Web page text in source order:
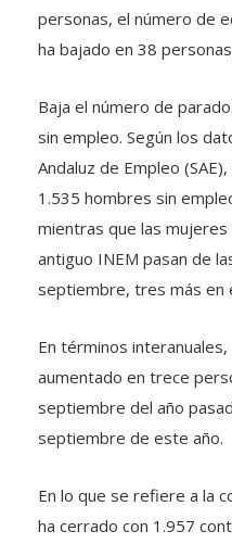
personas, el número de
ha bajado en 38
Baja el número de
sin empleo. Según los
Andaluz de Empleo
1.535 hombres sin
mientras que las
antiguo INEM pasan de
septiembre, tres más en
En términos interanuales,
aumentado en trece
septiembre del año
septiembre de este año.
En lo que se refiere a la
ha cerrado con 1.957